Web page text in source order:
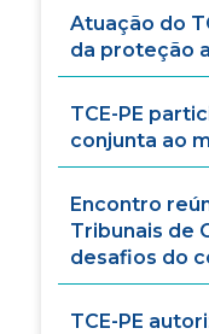
Atuação do
da proteção
TCE-PE
conjunta ao
Encontro
Tribunais de
desafios do
TCE-PE